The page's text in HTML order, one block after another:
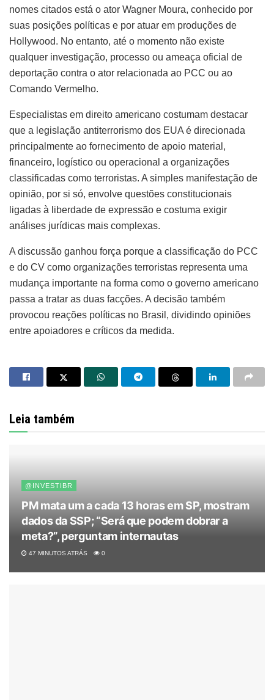
nomes citados está o ator Wagner Moura, conhecido por
suas posições políticas e por atuar em produções de
Hollywood. No entanto, até o momento não existe
qualquer investigação, processo ou ameaça oficial de
deportação contra o ator relacionada ao PCC ou ao
Comando Vermelho.
Especialistas em direito americano costumam destacar
que a legislação antiterrorismo dos EUA é direcionada
principalmente ao fornecimento de apoio material,
financeiro, logístico ou operacional a organizações
classificadas como terroristas. A simples manifestação de
opinião, por si só, envolve questões constitucionais
ligadas à liberdade de expressão e costuma exigir
análises jurídicas mais complexas.
A discussão ganhou força porque a classificação do PCC
e do CV como organizações terroristas representa uma
mudança importante na forma como o governo americano
passa a tratar as duas facções. A decisão também
provocou reações políticas no Brasil, dividindo opiniões
entre apoiadores e críticos da medida.
Leia também
@INVESTIBR
PM mata um a cada 13 horas em SP, mostram
dados da SSP; “Será que podem dobrar a
meta?”, perguntam internautas
47 MINUTOS ATRÁS 0